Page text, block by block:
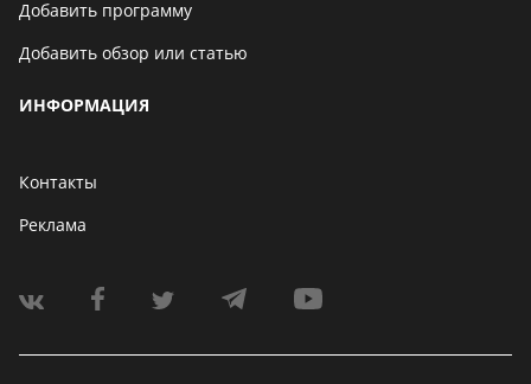
Добавить программу
Добавить обзор или статью
ИНФОРМАЦИЯ
Контакты
Реклама